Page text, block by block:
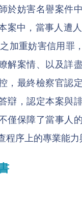
於妨害名譽案件
案中，當事人遭
加重妨害信用罪
解案情、以及詳
，最終檢察官認
辯，認定本案與
僅保障了當事人
程序上的專業能力